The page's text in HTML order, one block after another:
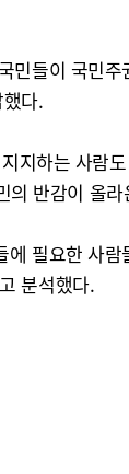
들이 국민
다.
하는 사람
의 반감이 올
필요한 사
분석했다.